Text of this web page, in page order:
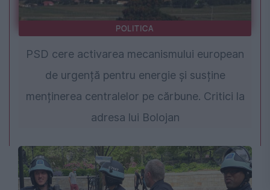
POLITICA
PSD cere activarea mecanismului european
de urgență pentru energie și susține
menținerea centralelor pe cărbune. Critici la
adresa lui Bolojan